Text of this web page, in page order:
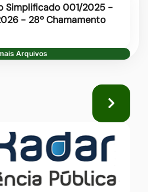
Simplificado 001/2025 -
- 28º Chamamento
Arquivos